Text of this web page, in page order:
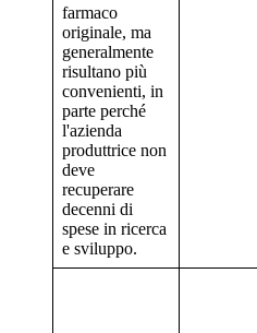
farmaco
originale, ma
generalmente
risultano più
convenienti, in
parte perché
l'azienda
produttrice non
deve
recuperare
decenni di
spese in ricerca
e sviluppo.